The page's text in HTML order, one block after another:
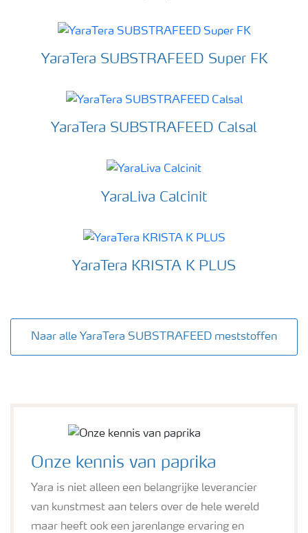
YaraTera SUBSTRAFEED Super FK
YaraTera SUBSTRAFEED Calsal
YaraLiva Calcinit
YaraTera KRISTA K PLUS
Naar alle YaraTera SUBSTRAFEED meststoffen
Onze kennis van paprika
Yara is niet alleen een belangrijke leverancier
van kunstmest aan telers over de hele wereld
maar heeft ook een jarenlange ervaring en